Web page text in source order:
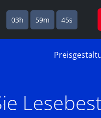
03h 59m 44s